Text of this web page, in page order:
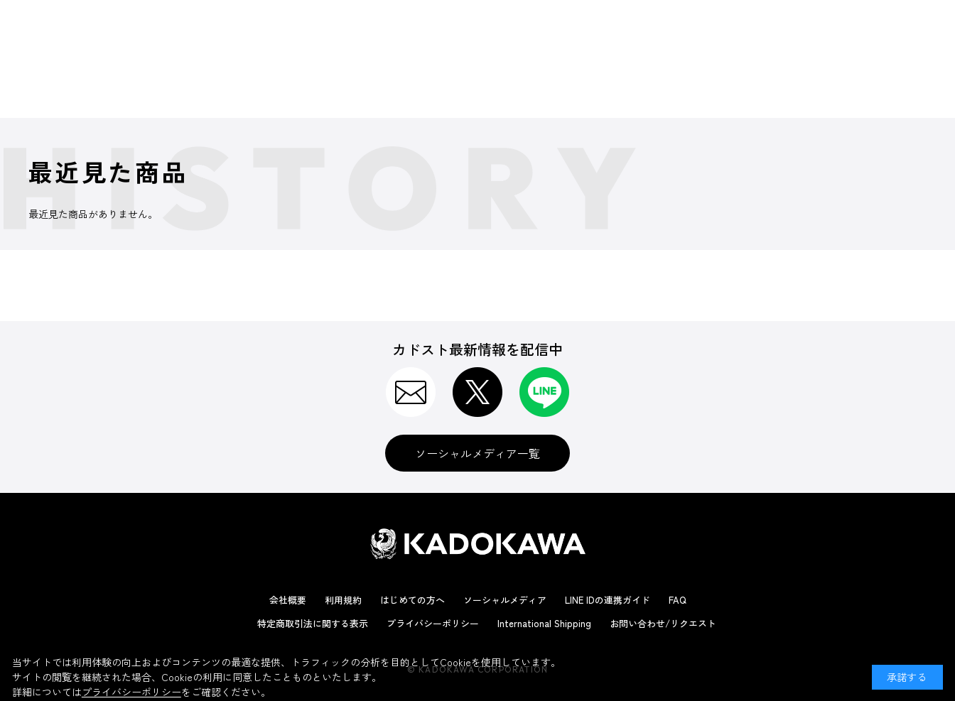
最近見た商品
最近見た商品がありません。
カドスト最新情報を配信中
ソーシャルメディア一覧
会社概要 利用規約 はじめての方へ ソーシャルメディア LINE IDの連携ガイド
FAQ
特定商取引法に関する表示
プライバシーポリシー International Shipping お問い合わせ/リクエスト
© KADOKAWA CORPORATION
当サイトでは利用体験の向上およびコンテンツの最適な提供、トラフィックの分析を目的としてCookieを使用しています。
サイトの閲覧を継続された場合、Cookieの利用に同意したことものといたします。
詳細についてはプライバシーポリシーをご確認ください。
承諾する